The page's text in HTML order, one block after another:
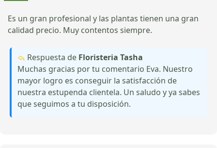
Es un gran profesional y las plantas tienen una gran
calidad precio. Muy contentos siempre.
Respuesta de Floristeria Tasha
Muchas gracias por tu comentario Eva. Nuestro
mayor logro es conseguir la satisfacción de
nuestra estupenda clientela. Un saludo y ya sabes
que seguimos a tu disposición.